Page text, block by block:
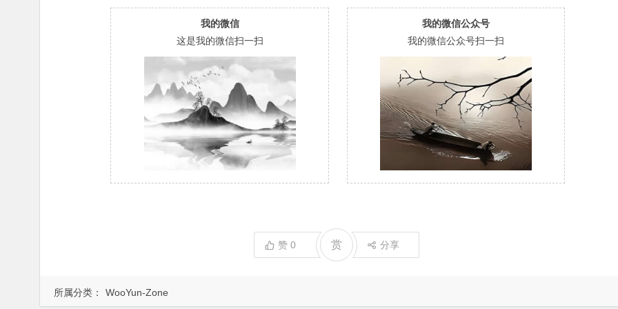
所属分类： WooYun-Zone
我的微信
这是我的微信扫一扫
我的微信公众号
我的微信公众号扫一扫
赞0 赏 分享